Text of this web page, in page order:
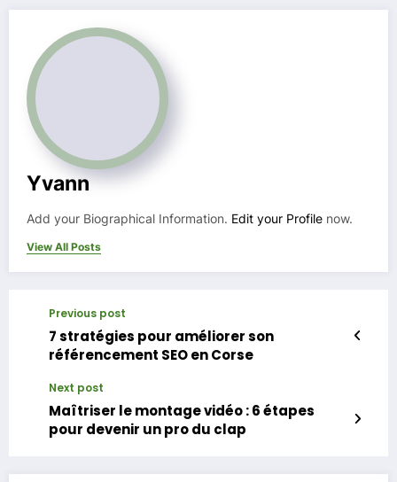
Yvann
Add your Biographical Information. Edit your Profile now.
View All Posts
Previous post
7 stratégies pour améliorer son
référencement SEO en Corse
Next post
Maîtriser le montage vidéo : 6 étapes
pour devenir un pro du clap